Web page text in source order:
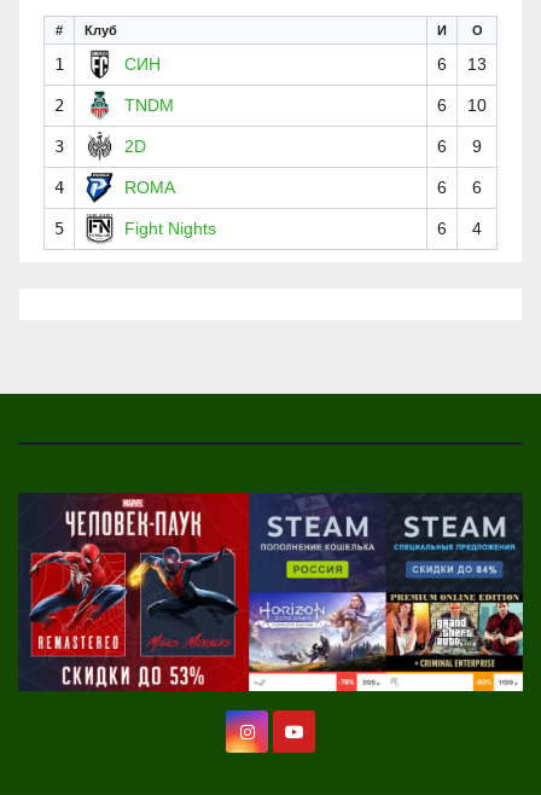
# Клуб И О
1 СИН 6 13
2 TNDM 6 10
3 2D 6 9
4 ROMA 6 6
5 Fight Nights 6 4